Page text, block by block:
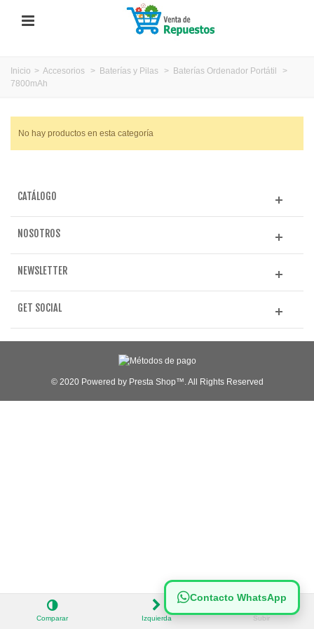
Inicio > Accesorios > Baterías y Pilas > Baterías Ordenador Portátil
>
7800mAh
No hay productos en esta categoría
CATÁLOGO
NOSOTROS
NEWSLETTER
GET SOCIAL
Contacto WhatsApp
© 2020 Powered by Presta Shop™. All Rights Reserved
Comparar Izquierda Subir